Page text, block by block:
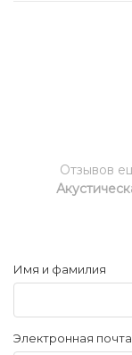
Отзывов
Имя и фамилия
Электронная почта